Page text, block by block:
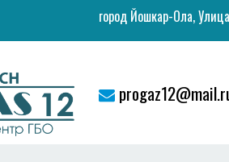
город Йошкар-Ола,